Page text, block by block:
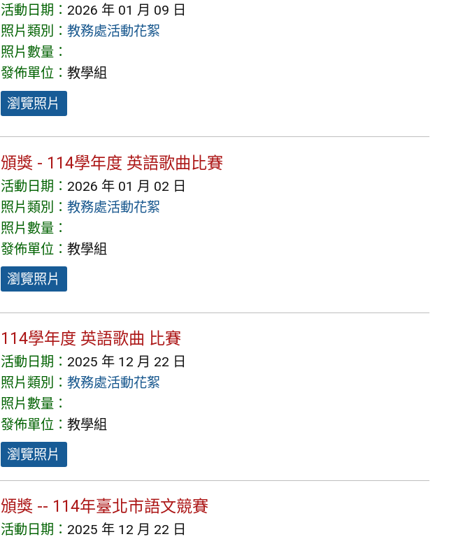
活動日期： 2026 年 01 月 09 日
照片類別： 教務處活動花絮
照片數量：
發佈單位： 教學組
瀏覽照片
頒獎 - 114學年度 英語歌曲比賽
活動日期： 2026 年 01 月 02 日
照片類別： 教務處活動花絮
照片數量：
發佈單位： 教學組
瀏覽照片
114學年度 英語歌曲 比賽
活動日期： 2025 年 12 月 22 日
照片類別： 教務處活動花絮
照片數量：
發佈單位： 教學組
瀏覽照片
頒獎 -- 114年臺北市語文競賽
活動日期： 2025 年 12 月 22 日